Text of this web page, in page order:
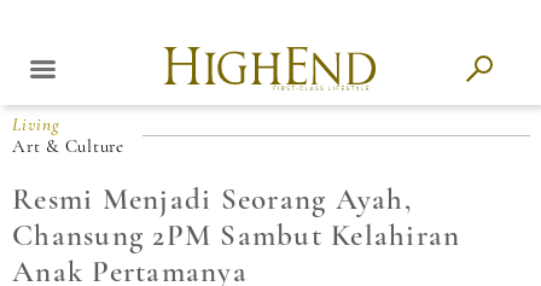
Living
Art & Culture
Resmi Menjadi Seorang Ayah,
Chansung 2PM Sambut Kelahiran
Anak Pertamanya